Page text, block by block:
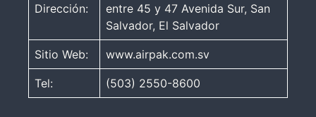
Dirección:
entre 45 y 47 Avenida Sur, San
Salvador, El Salvador
Sitio Web: www.airpak.com.sv
Tel: (503) 2550-8600